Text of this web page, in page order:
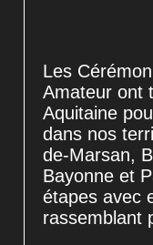
Les
Amateur ont
Aquitaine
dans nos
de-Marsan,
Bayonne et
étapes avec
rassemblant